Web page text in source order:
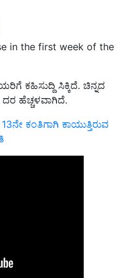
in the first week of the
ಕಹಿಸುದ್ದಿ ಸಿಕ್ಕಿದೆ. ಚಿನ್ನದ
ದರ ಹೆಚ್ಚಳವಾಗಿದೆ.
ಕಂತಿಗಾಗಿ ಕಾಯುತ್ತಿರುವ